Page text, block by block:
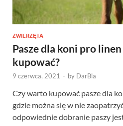
ZWIERZĘTA
Pasze dla koni pro
kupować?
9 czerwca, 2021 - by DarBla
Czy warto kupować pasze dla
gdzie można się w nie
odpowiednie dobranie paszy